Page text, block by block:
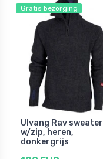
Gratis bezorging
Ulvang Rav sweater
w/zip, heren,
donkergrijs